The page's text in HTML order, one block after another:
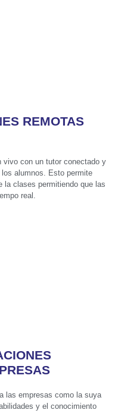
REMOTAS
vivo con un tutor conectado y
alumnos. Esto permite
la clases permitiendo que las
real.
las empresas como la suya
y el conocimiento